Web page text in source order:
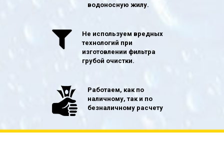
водоносную жилу.
Не используем вредных
технологий при
изготовлении фильтра
грубой очистки.
Работаем, как по
наличному, так и по
безналичному расчету